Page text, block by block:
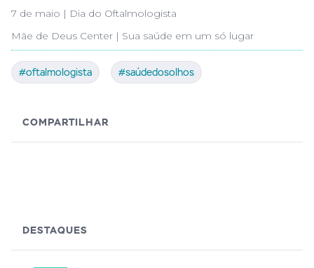
7 de maio | Dia do Oftalmologista
Mãe de Deus Center | Sua saúde em um só lugar
#oftalmologista #saúdedosolhos
COMPARTILHAR
DESTAQUES